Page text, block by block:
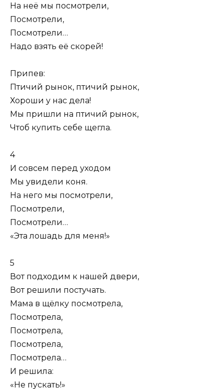
На неё мы посмотрели,
Посмотрели,
Посмотрели…
Надо взять её скорей!
Припев:
Птичий рынок, птичий рынок,
Хороши у нас дела!
Мы пришли на птичий рынок,
Чтоб купить себе щегла.
4
И совсем перед уходом
Мы увидели коня.
На него мы посмотрели,
Посмотрели,
Посмотрели…
«Эта лошадь для меня!»
5
Вот подходим к нашей двери,
Вот решили постучать.
Мама в щёлку посмотрела,
Посмотрела,
Посмотрела,
Посмотрела,
Посмотрела…
И решила:
«Не пускать!»